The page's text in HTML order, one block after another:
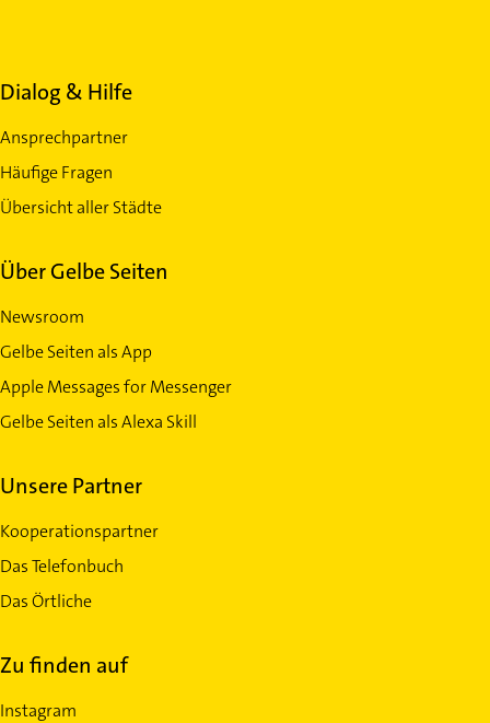
Dialog & Hilfe
Ansprechpartner
Häufige Fragen
Übersicht aller Städte
Über Gelbe Seiten
Newsroom
Gelbe Seiten als App
Apple Messages for Messenger
Gelbe Seiten als Alexa Skill
Unsere Partner
Kooperationspartner
Das Telefonbuch
Das Örtliche
Zu finden auf
Instagram